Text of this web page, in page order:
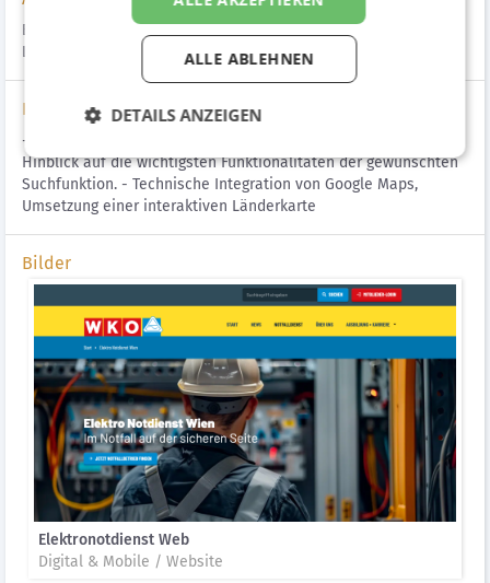
Erweiterung der Website/Integration 24h Notdienst und
Lehrlingsbörse elektroinnung-wien.at
Lösung
- Konzeption der relevanten Website- und Datenstruktur in
Hinblick auf die wichtigsten Funktionalitäten der gewünschten
Suchfunktion. - Technische Integration von Google Maps,
Umsetzung einer interaktiven Länderkarte
Bilder
Elektronotdienst Web
Digital & Mobile / Website
ALLE ABLEHNEN
DETAILS ANZEIGEN